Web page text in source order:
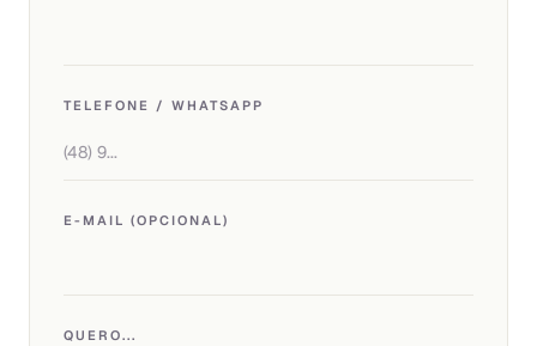
TELEFONE / WHATSAPP
E-MAIL (OPCIONAL)
QUERO...